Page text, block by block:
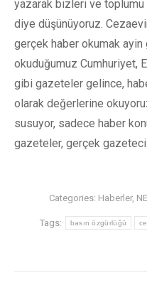
yazarak bizleri ve toplumu
diye düşünüyoruz.
gerçek haber okumak
okuduğumuz Cumhuriyet,
gibi gazeteler gelince,
olarak değerlerine
susuyor, sadece haber
gazeteler, gerçek
Categories: Haberler,
Tags: basın özgürlüğü